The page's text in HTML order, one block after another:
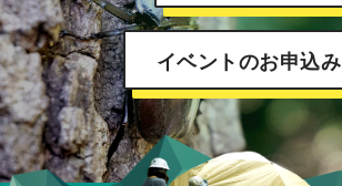
イベントのお申込み